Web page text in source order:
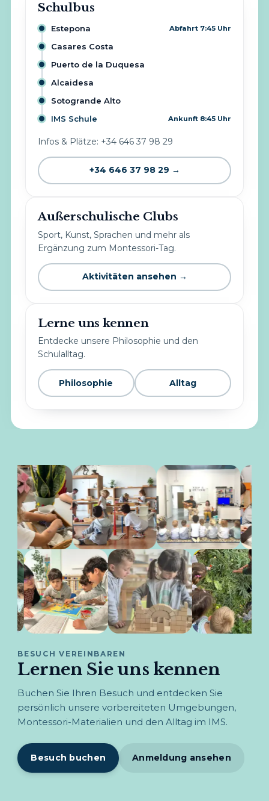
Schulbus
Estepona Abfahrt 7:45 Uhr
Casares Costa
Puerto de la Duquesa
Alcaidesa
Sotogrande Alto
IMS Schule
Ankunft 8:45 Uhr
Infos & Plätze: +34 646 37 98 29
+34 646 37 98 29 →
Außerschulische Clubs
Sport, Kunst, Sprachen und mehr als
Ergänzung zum Montessori-Tag.
Aktivitäten ansehen →
Lerne uns kennen
Entdecke unsere Philosophie und den
Schulalltag.
Philosophie Alltag
BESUCH VEREINBAREN
Lernen Sie uns kennen
Buchen Sie Ihren Besuch und entdecken Sie
persönlich unsere vorbereiteten Umgebungen,
Montessori-Materialien und den Alltag im IMS.
Besuch buchen Anmeldung ansehen